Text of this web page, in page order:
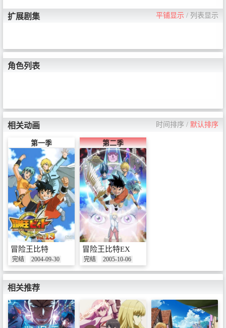
扩展剧集 平铺显示 / 列表显示
角色列表
相关动画 时间排序 / 默认排序
第一季
冒险王比特
完结 2004-09-30
第二季
冒险王比特EX
完结 2005-10-06
相关推荐